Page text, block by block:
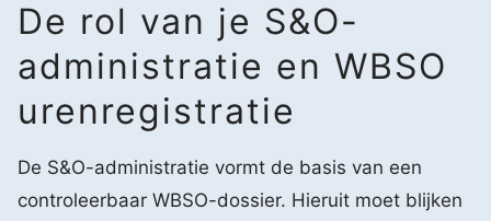
De rol van je S&O-
administratie en WBSO
urenregistratie
De S&O-administratie vormt de basis van een
controleerbaar WBSO-dossier. Hieruit moet blijken